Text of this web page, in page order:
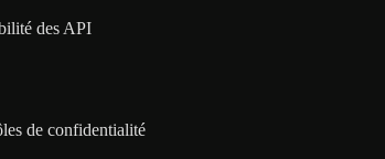
des API
de confidentialité